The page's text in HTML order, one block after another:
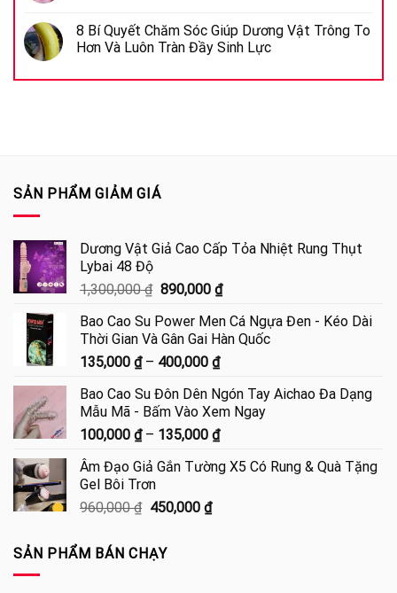
8 Bí Quyết Chăm Sóc Giúp Dương Vật Trông To
Hơn Và Luôn Tràn Đầy Sinh Lực
SẢN PHẨM GIẢM GIÁ
Dương Vật Giả Cao Cấp Tỏa Nhiệt Rung Thụt
Lybai 48 Độ
1,300,000₫ Giá
là:
1,300,000 ₫.
890,000 ₫Giá
tại
là:
Bao Cao Su Power Men Cá Ngựa Đen - Kéo Dài
Thời Gian Và Gân Gai Hàn Quốc
135,000 ₫ – 400,000 ₫Khoảng
từ
135,000 ₫
đến
Bao Cao Su Đôn Dên Ngón Tay Aichao Đa Dạng
Mẫu Mã - Bấm Vào Xem Ngay
100,000 ₫ – 135,000 ₫Khoảng
từ
Âm Đạo Giả Gắn Tường X5 Có Rung & Quà Tặng
Gel Bôi Trơn
960,000₫ Giá
là:
960,000 ₫.
450,000 ₫Giá
SẢN PHẨM BÁN CHẠY